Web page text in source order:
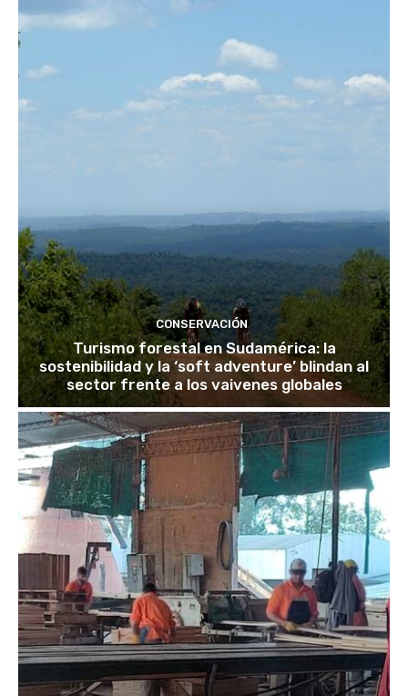
CONSERVACIÓN
Turismo forestal en Sudamérica: la
sostenibilidad y la ‘soft adventure’ blindan al
sector frente a los vaivenes globales